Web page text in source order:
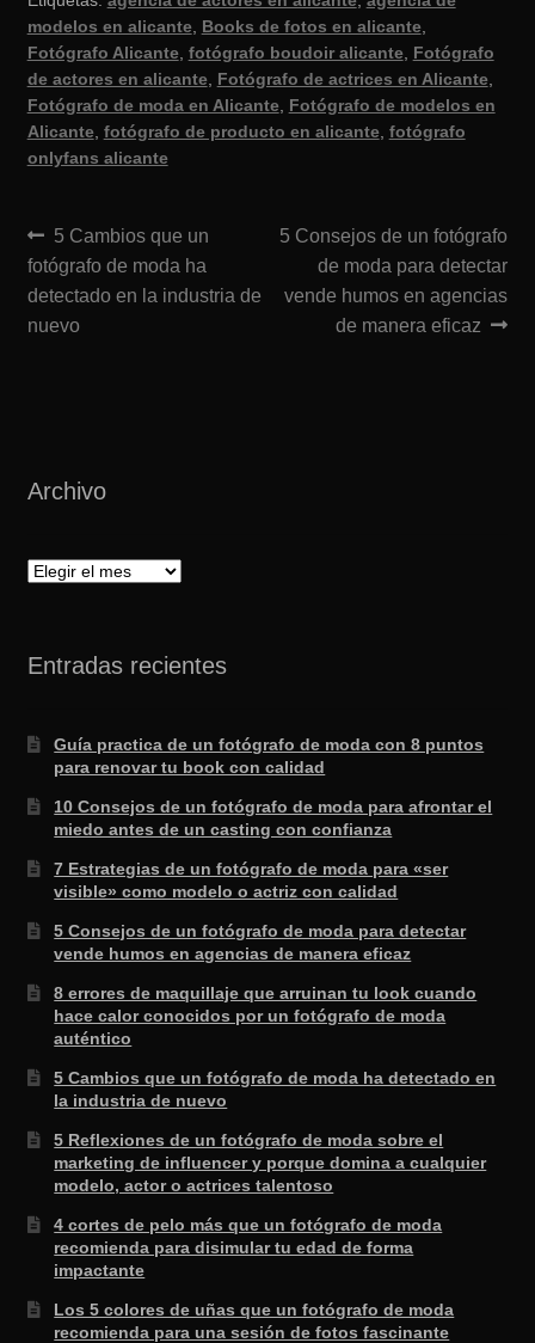
modelos en alicante, Books de fotos en alicante,
Fotógrafo Alicante, fotógrafo boudoir alicante, Fotógrafo
de actores en alicante, Fotógrafo de actrices en Alicante,
Fotógrafo de moda en Alicante, Fotógrafo de modelos en
Alicante, fotógrafo de producto en alicante, fotógrafo
onlyfans alicante
Navegación
de
entradas
Anterior:
5 Cambios que un
fotógrafo de moda ha
detectado en la industria de
nuevo
Siguiente:
5 Consejos de un fotógrafo
de moda para detectar
vende humos en agencias
de manera eficaz
Archivo
Archivo
Entradas recientes
Guía practica de un fotógrafo de moda con 8 puntos
para renovar tu book con calidad
10 Consejos de un fotógrafo de moda para afrontar el
miedo antes de un casting con confianza
7 Estrategias de un fotógrafo de moda para «ser
visible» como modelo o actriz con calidad
5 Consejos de un fotógrafo de moda para detectar
vende humos en agencias de manera eficaz
8 errores de maquillaje que arruinan tu look cuando
hace calor conocidos por un fotógrafo de moda
auténtico
5 Cambios que un fotógrafo de moda ha detectado en
la industria de nuevo
5 Reflexiones de un fotógrafo de moda sobre el
marketing de influencer y porque domina a cualquier
modelo, actor o actrices talentoso
4 cortes de pelo más que un fotógrafo de moda
recomienda para disimular tu edad de forma
impactante
Los 5 colores de uñas que un fotógrafo de moda
recomienda para una sesión de fotos fascinante